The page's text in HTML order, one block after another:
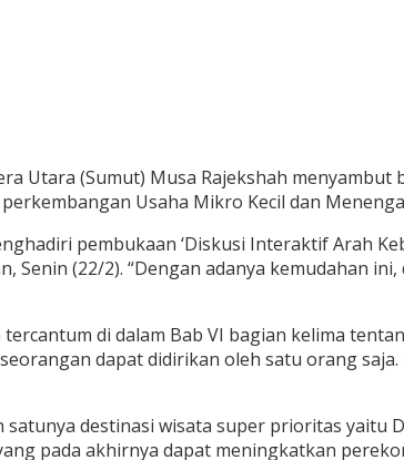
Utara (Sumut) Musa Rajekshah
Usaha Mikro Kecil dan
pembukaan ‘Diskusi Interaktif Arah
Senin (22/2). “Dengan adanya kemudahan
di dalam Bab VI bagian kelima
dapat didirikan oleh satu orang
destinasi wisata super prioritas
pada akhirnya dapat meningkatkan